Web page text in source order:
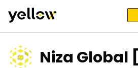
Niza Global